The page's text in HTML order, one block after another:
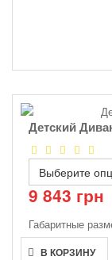
Детский
Выберите
9 843 грн
Габаритные
В КОРЗИНУ